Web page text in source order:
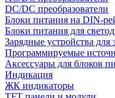
DC/DC преобразователи
Блоки питания на DIN-
Блоки питания для
Зарядные устройства для
Программируемые
Аксессуары для блоков
Индикация
ЖК индикаторы